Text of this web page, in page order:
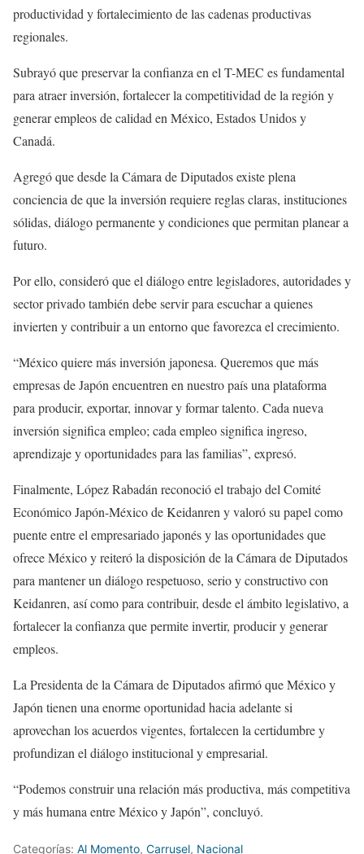
productividad y fortalecimiento de las cadenas productivas
regionales.
Subrayó que preservar la confianza en el T-MEC es fundamental
para atraer inversión, fortalecer la competitividad de la región y
generar empleos de calidad en México, Estados Unidos y
Canadá.
Agregó que desde la Cámara de Diputados existe plena
conciencia de que la inversión requiere reglas claras, instituciones
sólidas, diálogo permanente y condiciones que permitan planear a
futuro.
Por ello, consideró que el diálogo entre legisladores, autoridades y
sector privado también debe servir para escuchar a quienes
invierten y contribuir a un entorno que favorezca el crecimiento.
“México quiere más inversión japonesa. Queremos que más
empresas de Japón encuentren en nuestro país una plataforma
para producir, exportar, innovar y formar talento. Cada nueva
inversión significa empleo; cada empleo significa ingreso,
aprendizaje y oportunidades para las familias”, expresó.
Finalmente, López Rabadán reconoció el trabajo del Comité
Económico Japón-México de Keidanren y valoró su papel como
puente entre el empresariado japonés y las oportunidades que
ofrece México y reiteró la disposición de la Cámara de Diputados
para mantener un diálogo respetuoso, serio y constructivo con
Keidanren, así como para contribuir, desde el ámbito legislativo, a
fortalecer la confianza que permite invertir, producir y generar
empleos.
La Presidenta de la Cámara de Diputados afirmó que México y
Japón tienen una enorme oportunidad hacia adelante si
aprovechan los acuerdos vigentes, fortalecen la certidumbre y
profundizan el diálogo institucional y empresarial.
“Podemos construir una relación más productiva, más competitiva
y más humana entre México y Japón”, concluyó.
Categorías: Al Momento, Carrusel, Nacional